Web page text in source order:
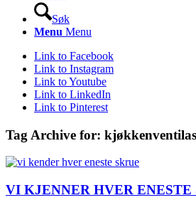
Søk
Menu Menu
Link to Facebook
Link to Instagram
Link to Youtube
Link to LinkedIn
Link to Pinterest
Tag Archive for:
VI KJENNER HVER ENESTE